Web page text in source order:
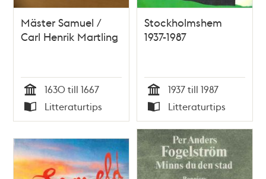
Mäster Samuel /
Carl Henrik Martling
Tid
1630 till 1667
Typ
Litteraturtips
Stockholmshem
1937-1987
Tid
1937 till 1987
Typ
Litteraturtips